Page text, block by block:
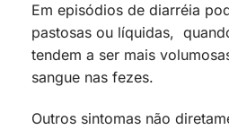
Em episódios de diarréia
pastosas ou líquidas,
tendem a ser mais
sangue nas fezes.
Outros sintomas não